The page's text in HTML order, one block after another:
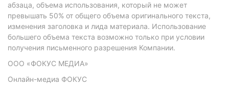
абзаца, объема использования, который не может
превышать 50% от общего объема оригинального текста,
изменения заголовка и лида материала. Использование
большего объема текста возможно только при условии
получения письменного разрешения Компании.
ООО «ФОКУС МЕДИА»
Онлайн-медиа ФОКУС